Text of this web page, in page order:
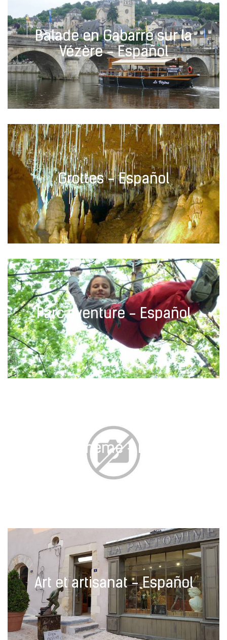
Balade en Gabarre sur la
Vézère - Español
Grottes - Español
Parc aventure - Español
Parc à thème - Español
Art et artisanat - Español